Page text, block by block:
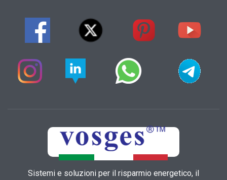
Sistemi e soluzioni per il risparmio energetico, il